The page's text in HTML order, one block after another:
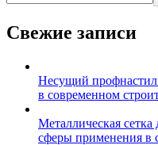
Свежие записи
Несущий
в современном
Металлическая сетка
сферы применения в